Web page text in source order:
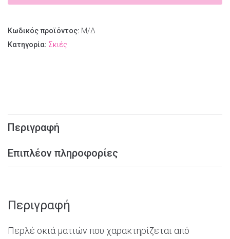
Κωδικός προϊόντος: Μ/Δ
Κατηγορία: Σκιές
Περιγραφή
Επιπλέον πληροφορίες
Περιγραφή
Περλέ σκιά ματιών που χαρακτηρίζεται από